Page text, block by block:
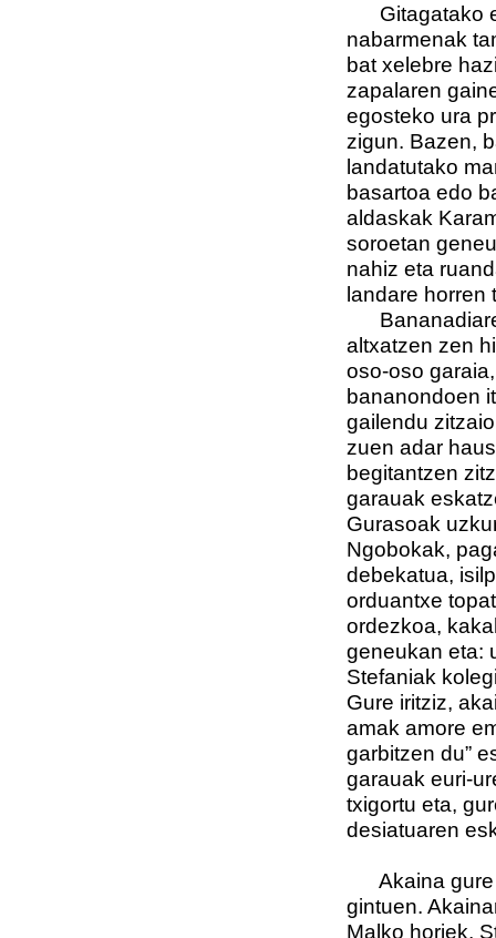
Gitagatako
nabarmenak
bat xelebre
zapalaren
egosteko ura
zigun. Bazen,
landatutako
basartoa edo
aldaskak
soroetan
nahiz eta
landare horren
altxatzen zen
oso-oso
bananondoen
gailendu
zuen adar
begitantzen
garauak
Gurasoak
Ngobokak,
debekatua,
orduantxe
ordezkoa,
geneukan eta:
Stefaniak
Gure iritziz,
amak amore
garbitzen du”
garauak euri-
txigortu eta,
desiatuaren
Akaina gure
gintuen.
Malko horiek,